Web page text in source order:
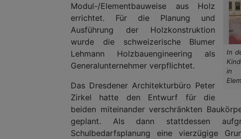
In
in
Modul-/Elementbauweise aus Holz
errichtet. Für die Planung und
Ausführung der Holzkonstruktion
wurde die schweizerische Blumer
Lehmann Holzbauengineering als
Generalunternehmer verpflichtet.
Das Dresdener Architekturbüro Peter
Zirkel hatte den Entwurf für die
beiden miteinander verschränkten
geplant. Als dann stattdessen
Schulbedarfsplanung eine vierzügige